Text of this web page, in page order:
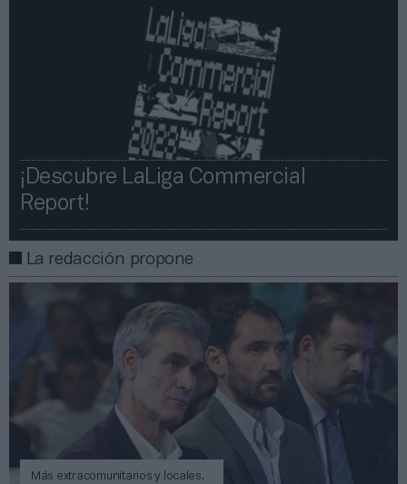
¡Descubre LaLiga Commercial
Report!​​
La redacción propone
Más extracomunitarios y locales,